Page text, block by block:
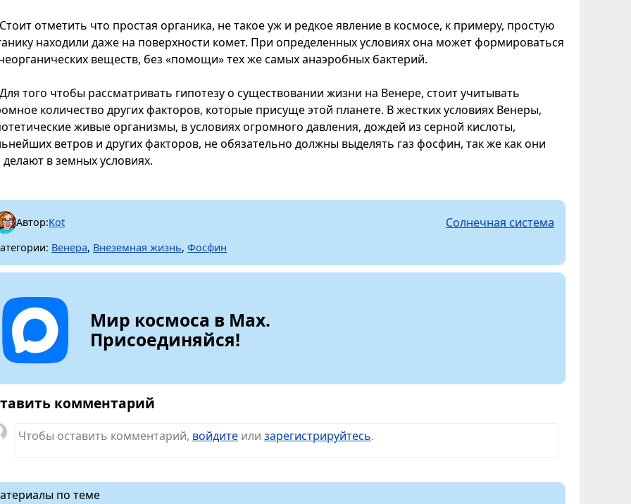
Стоит отметить что простая органика, не такое уж и редкое явление в космосе, к примеру, простую
находили даже на поверхности комет. При определенных условиях она может формироваться
веществ, без «помощи» тех же самых анаэробных бактерий.
Для того чтобы рассматривать гипотезу о существовании жизни на Венере, стоит учитывать
количество других факторов, которые присуще этой планете. В жестких условиях Венеры,
живые организмы, в условиях огромного давления, дождей из серной кислоты,
ветров и других факторов, не обязательно должны выделять газ фосфин, так же как они
делают в земных условиях.
Автор:Kot Солнечная система
Венера, Внеземная жизнь, Фосфин
Мир космоса в Max.
Присоединяйся!
комментарий
Чтобы оставить комментарий, войдите или зарегистрируйтесь.
по теме